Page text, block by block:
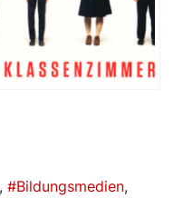
Bildungsmedien